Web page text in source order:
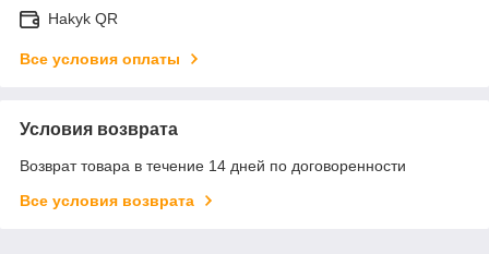
Hakyk QR
Все условия оплаты
Условия возврата
Возврат товара в течение 14 дней по договоренности
Все условия возврата